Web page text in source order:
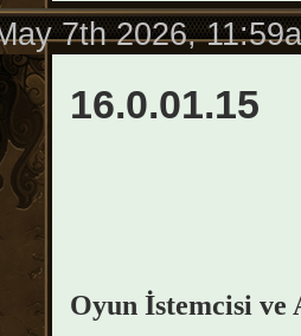
7th 2026,
16.0.01.15
Oyun İstemcisi ve